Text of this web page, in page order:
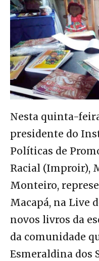
Nesta quinta-
presidente do
Políticas de
Racial (Improir),
Monteiro,
Macapá, na Live
novos livros da
da comunidade
Esmeraldina dos